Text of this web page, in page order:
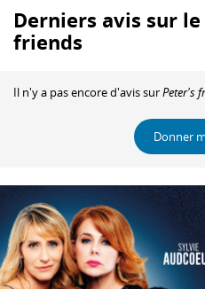
Derniers avis sur
friends
Il n'y a pas encore d'avis surPeter's
Donner